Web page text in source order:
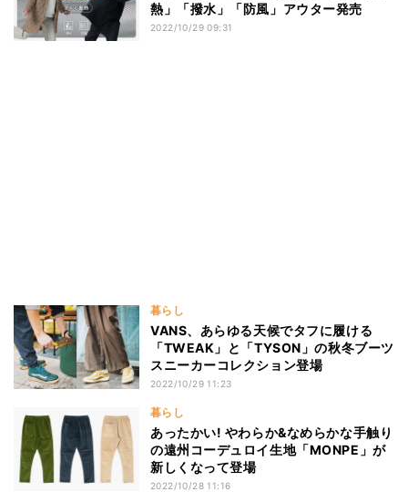
熱」「撥水」「防風」アウター発売
2022/10/29 09:31
暮らし
VANS、あらゆる天候でタフに履ける
「TWEAK」と「TYSON」の秋冬ブーツ
スニーカーコレクション登場
2022/10/29 11:23
暮らし
あったかい! やわらか&なめらかな手触り
の遠州コーデュロイ生地「MONPE」が
新しくなって登場
2022/10/28 11:16